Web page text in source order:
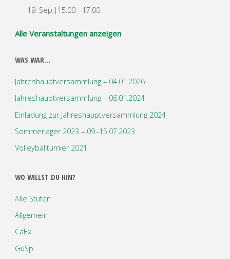
19. Sep.|15:00- 17:00
Alle Veranstaltungen anzeigen
WAS WAR…
Jahreshauptversammlung – 04.01.2026
Jahreshauptversammlung – 06.01.2024
Einladung zur Jahreshauptversammlung 2024
Sommerlager 2023 – 09.-15.07.2023
Volleyballturnier 2021
WO WILLST DU HIN?
Alle Stufen
Allgemein
CaEx
GuSp